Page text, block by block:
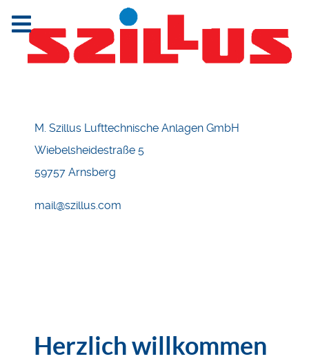
M. Szillus Lufttechnische Anlagen GmbH
Wiebelsheidestraße 5
59757 Arnsberg
mail@szillus.com
Herzlich willkommen